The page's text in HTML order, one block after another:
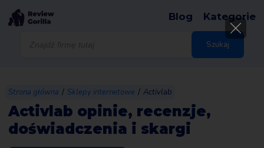
Szukaj
Blog Kategorie
Strona główna / Sklepy internetowe / Activlab
Activlab opinie, recenzje,
doświadczenia i skargi